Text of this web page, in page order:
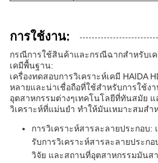
การใช้งาน:
กรณีการใช้สินค้าและกรณีฉากสําหรับเค
เคมีพื้นฐาน:
เครื่องทดสอบการวิเคราะห์เคมี HAIDA
หลายและน่าเชื่อถือที่ใช้สําหรับการใช้ง
อุตสาหกรรมต่างๆเทคโนโลยีที่ทันสมัย
วิเคราะห์ที่แม่นยํา ทําให้มันเหมาะสมสํ
การวิเคราะห์สารละลายประกอบ:
รับการวิเคราะห์สารละลายประก
วิจัย และสถานที่อุตสาหกรรมมันส